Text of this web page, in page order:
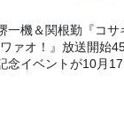
一機＆関根勤『コサ
ァオ！』放送開始
念イベントが10月17